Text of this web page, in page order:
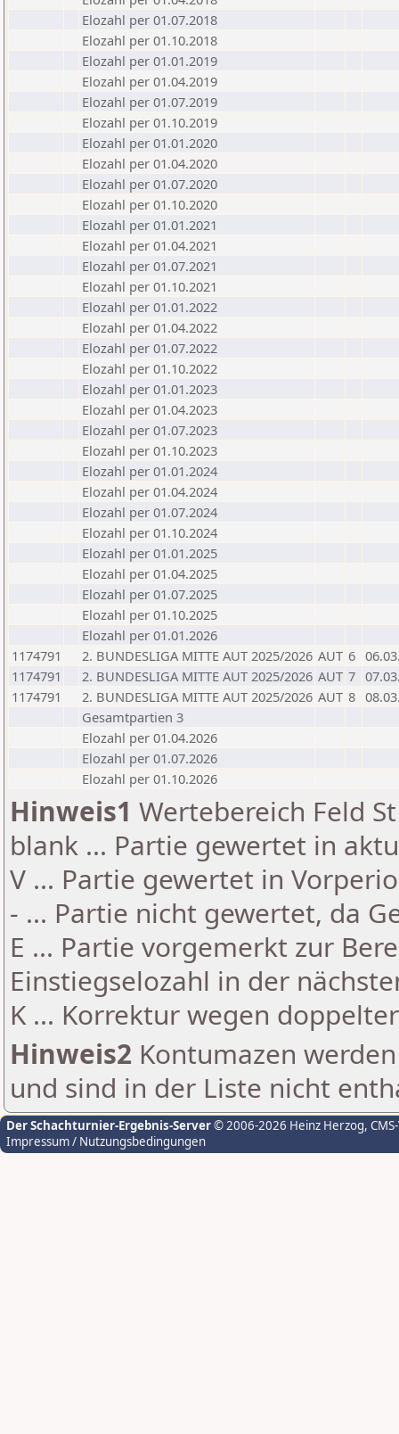
Elozahl per 01.07.2018
Elozahl per 01.10.2018
Elozahl per 01.01.2019
Elozahl per 01.04.2019
Elozahl per 01.07.2019
Elozahl per 01.10.2019
Elozahl per 01.01.2020
Elozahl per 01.04.2020
Elozahl per 01.07.2020
Elozahl per 01.10.2020
Elozahl per 01.01.2021
Elozahl per 01.04.2021
Elozahl per 01.07.2021
Elozahl per 01.10.2021
Elozahl per 01.01.2022
Elozahl per 01.04.2022
Elozahl per 01.07.2022
Elozahl per 01.10.2022
Elozahl per 01.01.2023
Elozahl per 01.04.2023
Elozahl per 01.07.2023
Elozahl per 01.10.2023
Elozahl per 01.01.2024
Elozahl per 01.04.2024
Elozahl per 01.07.2024
Elozahl per 01.10.2024
Elozahl per 01.01.2025
Elozahl per 01.04.2025
Elozahl per 01.07.2025
Elozahl per 01.10.2025
Elozahl per 01.01.2026
1174791
2. BUNDESLIGA MITTE AUT 2025/2026 AUT 6
1174791
2. BUNDESLIGA MITTE AUT 2025/2026 AUT 7
1174791
2. BUNDESLIGA MITTE AUT 2025/2026 AUT 8
Gesamtpartien 3
Elozahl per 01.04.2026
Elozahl per 01.07.2026
Elozahl per 01.10.2026
Hinweis1 Wertebereich Feld
blank ... Partie gewertet in
V ... Partie gewertet in
- ... Partie nicht gewertet, da
E ... Partie vorgemerkt zur
Einstiegselozahl in der
K ... Korrektur wegen
Hinweis2 Kontumazen
und sind in der Liste nicht
Der Schachturnier-Ergebnis-Server© 2006-2026 Heinz Herzog,
Impressum / Nutzungsbedingungen